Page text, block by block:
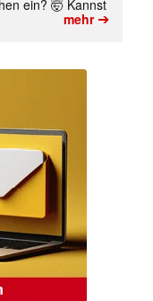
ein? 🤯 Kannst
mehr➔